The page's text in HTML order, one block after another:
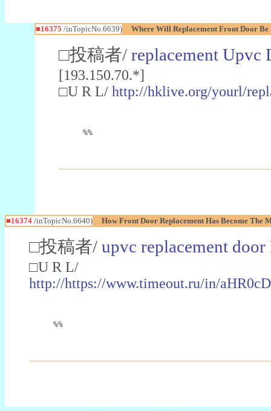
■16375 /inTopicNo.6639) Where Will Replacement Front Door
□投稿者/ replacement Upvc
[193.150.70.*]
□U R L/ http://hklive.org/yourl/
%%
■16374 /inTopicNo.6640) How Front Door Replacement Has Become The
□投稿者/ upvc replacement door
□U R L/
http://https://www.timeout.ru/in/
%%